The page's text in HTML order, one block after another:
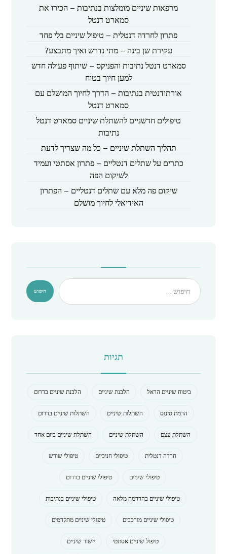
מרפאות שיניים מומלצות בנתיבות – הכירו את
סמארט דנטל
פתרון לחרדה דנטלית – טיפול שיניים בלי פחד
עקירת שן בינה – מתי נדרש ואיך מתבצע?
סמארט דנטל נתיבות והפניקס – שיתוף פעולה חדש
למען חיוך בטוח
אורתודנטית בנתיבות – הדרך לחיוך המושלם עם
סמארט דנטל
טיפולים חדשניים להשתלת שיניים סמארט דנטל
נתיבות
תהליך השתלת שיניים – כל מה שצריך לדעת
כתרים על שתלים דנטליים – פתרון אסתטי ועמיד
לשיקום הפה
שיקום פה מלא עם שתלים דנטליים – הפתרון
האידיאלי לחיוך מושלם
תגיות
ביטוח שיניים הראל הלבנת שיניים
הלבנת שיניים בדרום
הרמת סינוס
השתלות שיניים
השתלות שיניים בדרום
השתלת עצם
השתלת שיניים
השתלת שיניים ביום אחד
חרדה דנטלית
טיפולי חניכיים
טיפולי שורש
טיפולי שיניים
טיפולי שיניים בדרום
טיפולי שיניים בהרדמה מלאה
טיפולי שיניים בנתיבות
טיפולי שיניים מורכבים
טיפולי שיניים מתקדמים
טיפול שיניים אסתטי
יישור שיניים